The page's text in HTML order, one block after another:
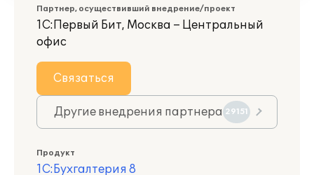
Партнер, осуществивший внедрение/проект
1С:Первый Бит, Москва – Центральный
офис
Связаться
Другие внедрения партнера 29151
Продукт
1С:Бухгалтерия 8